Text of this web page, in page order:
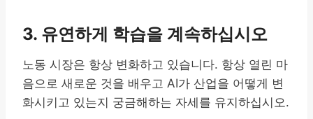
3. 유연하게 학습을 계속하십시오
노동 시장은 항상 변화하고 있습니다. 항상 열린 마
음으로 새로운 것을 배우고 AI가 산업을 어떻게 변
화시키고 있는지 궁금해하는 자세를 유지하십시오.